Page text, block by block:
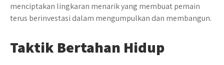
menciptakan lingkaran menarik yang membuat pemain
terus berinvestasi dalam mengumpulkan dan membangun.
Taktik Bertahan Hidup